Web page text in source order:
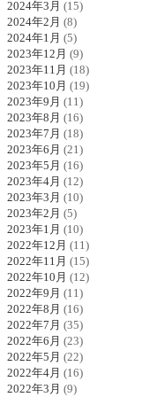
2024年3月 (15)
2024年2月 (8)
2024年1月 (5)
2023年12月 (9)
2023年11月 (18)
2023年10月 (19)
2023年9月 (11)
2023年8月 (16)
2023年7月 (18)
2023年6月 (21)
2023年5月 (16)
2023年4月 (12)
2023年3月 (10)
2023年2月 (5)
2023年1月 (10)
2022年12月 (11)
2022年11月 (15)
2022年10月 (12)
2022年9月 (11)
2022年8月 (16)
2022年7月 (35)
2022年6月 (23)
2022年5月 (22)
2022年4月 (16)
2022年3月 (9)